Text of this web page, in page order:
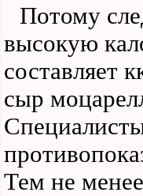
Потому
высокую
составляет
сыр
Тем не